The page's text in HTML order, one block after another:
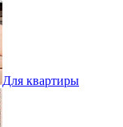
Для квартиры